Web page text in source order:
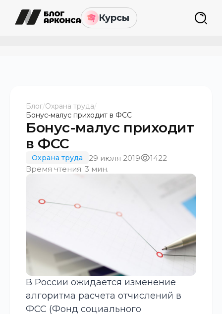
Курсы
Блог/Охрана труда/
Бонус-малус приходит в ФСС
Бонус-малус приходит
в ФСС
Охрана труда 29 июля 2019
1422
Время чтения: 3 мин.
В России ожидается изменение
алгоритма расчета отчислений в
ФСС (Фонд социального